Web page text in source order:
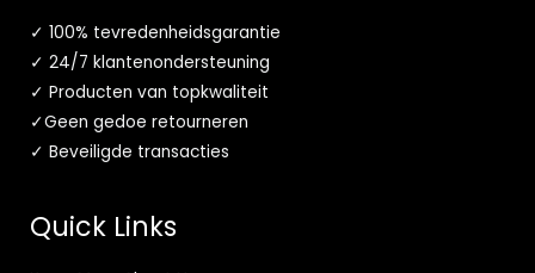
✓ 100% tevredenheidsgarantie
✓ 24/7 klantenondersteuning
✓ Producten van topkwaliteit
✓Geen gedoe retourneren
✓ Beveiligde transacties
Quick Links